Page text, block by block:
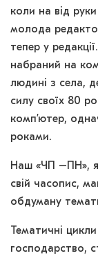
коли на від
молода
тепер у
набраний на
людині з села,
силу своїх 80
комп’ютер,
роками.
Наш «ЧП –ПН»,
свій часопис,
обдуману
Тематичні
господарство,